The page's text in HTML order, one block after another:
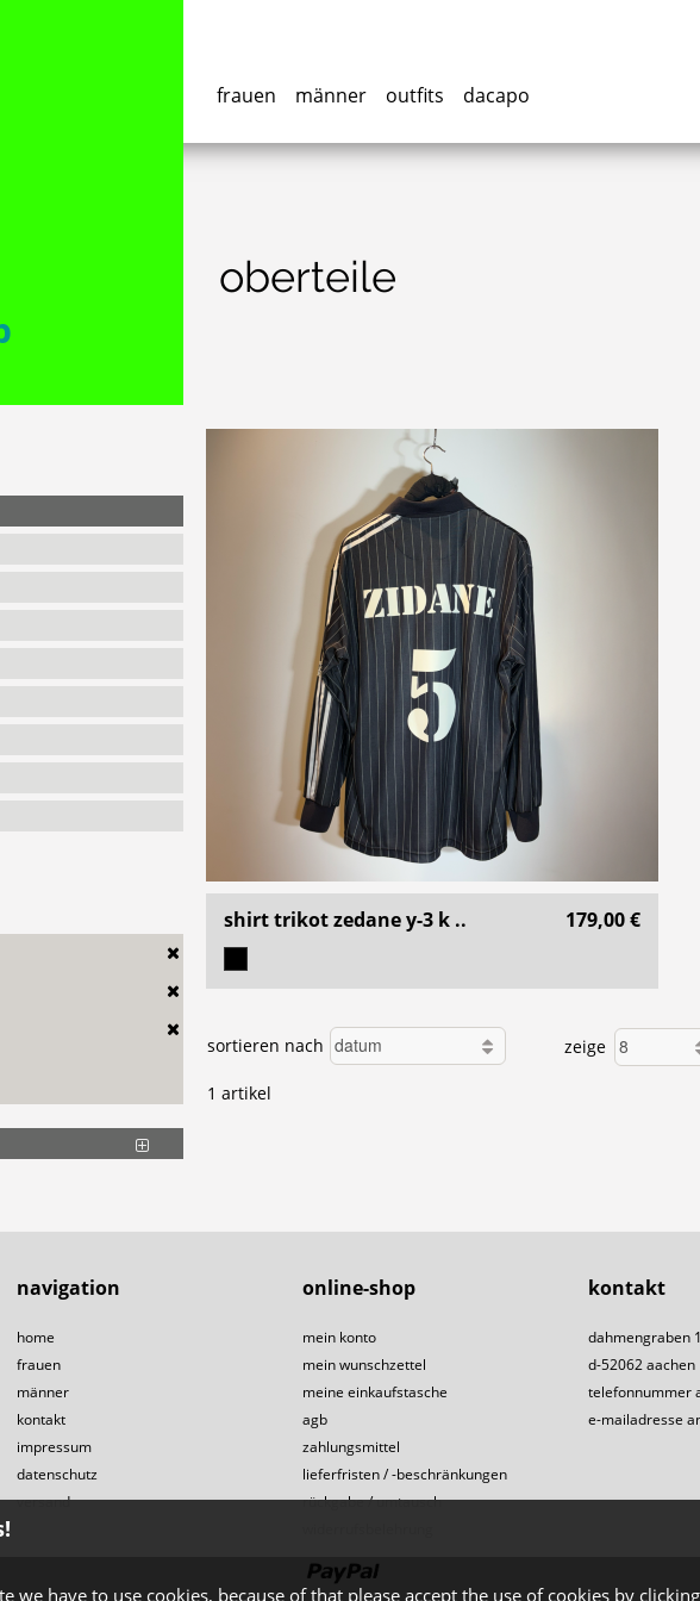
frauen männer outfits dacapo
oberteile
shirt trikot zedane y-3 k .. 179,00 €
sortieren nach zeige
1 artikel
navigation
home
frauen
männer
kontakt
impressum
datenschutz
versand
online-shop
mein konto
mein wunschzettel
meine einkaufstasche
agb
zahlungsmittel
lieferfristen / -beschränkungen
rückgabe / umtausch
kontakt
dahmengraben 1
d-52062 aachen
telefonnummer
e-mailadresse
we have to use cookies, because of that please accept the use of cookies by